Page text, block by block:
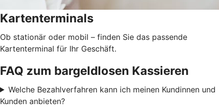
Kartenterminals
Ob stationär oder mobil – finden Sie das passende
Kartenterminal für Ihr Geschäft.
FAQ zum bargeldlosen Kassieren
Welche Bezahlverfahren kann ich meinen Kundinnen und
Kunden anbieten?